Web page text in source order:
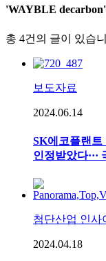
'WAYBLE
총 4건의 글이 있습
보도자료
2024.06.14
SK에코플랜트
인정받았다···
첨단산업 인사
2024.04.18